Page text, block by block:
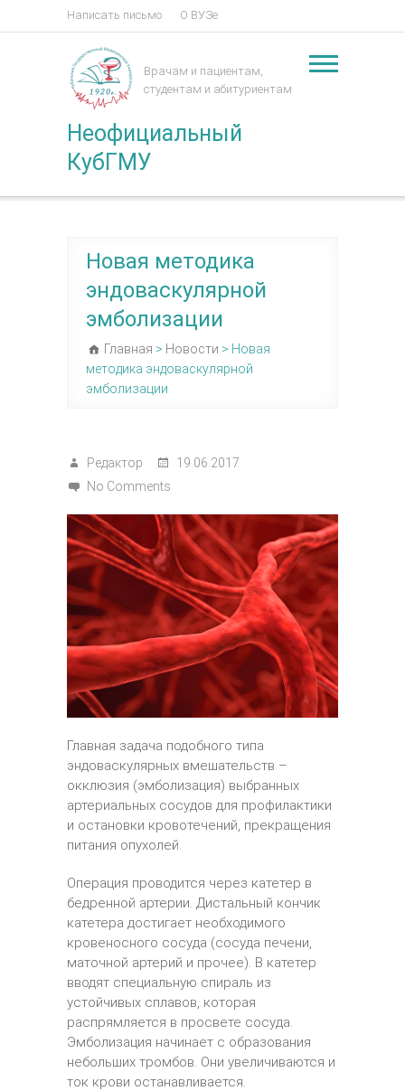
Написать письмо О ВУЗе
Неофициальный
КубГМУ
Врачам и пациентам,
студентам и абитуриентам
Новая методика
эндоваскулярной
эмболизации
Главная > Новости > Новая
методика эндоваскулярной
эмболизации
Редактор
19.06.2017
No Comments
Главная задача подобного типа
эндоваскулярных вмешательств –
окклюзия (эмболизация) выбранных
артериальных сосудов для профилактики
и остановки кровотечений, прекращения
питания опухолей.
Операция проводится через катетер в
бедренной артерии. Дистальный кончик
катетера достигает необходимого
кровеносного сосуда (сосуда печени,
маточной артерий и прочее). В катетер
вводят специальную спираль из
устойчивых сплавов, которая
распрямляется в просвете сосуда.
Эмболизация начинает с образования
небольших тромбов. Они увеличиваются и
ток крови останавливается.